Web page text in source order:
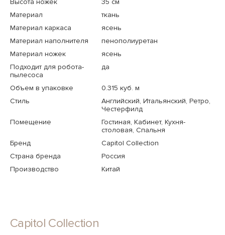
Высота ножек
35 см
Материал
ткань
Материал каркаса
ясень
Материал наполнителя
пенополиуретан
Материал ножек
ясень
Подходит для робота-
пылесоса
да
Объем в упаковке
0.315 куб. м
Стиль
Английский, Итальянский, Ретро,
Честерфилд
Помещение
Гостиная, Кабинет, Кухня-
столовая, Спальня
Бренд
Capitol Collection
Страна бренда
Россия
Производство
Китай
Capitol Collection